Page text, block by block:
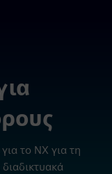
το NX για τη